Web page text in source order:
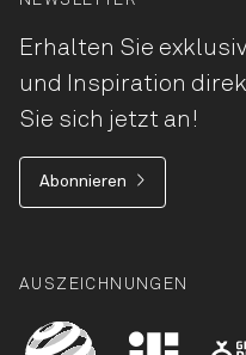
Erhalten Sie
und Inspiration
Sie sich jetzt an!
Abonnieren
AUSZEICHNUNGEN